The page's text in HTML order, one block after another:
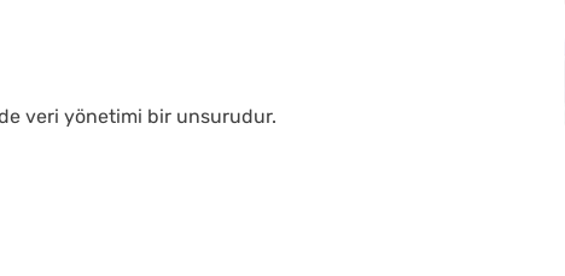
veri yönetimi bir unsurudur.